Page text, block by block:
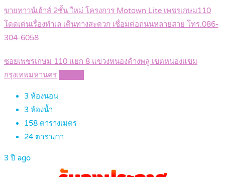
ขายทาวน์เฮ้าส์ 2ชั้น ใหม่ โครงการ Motown Lite เพชรเกษม110
โดดเด่นเรื่องทำเล เดินทางสะดวก เชื่อมต่อถนนหลายสาย โทร.086-
304-6058
ซอยเพชรเกษม 110 แยก 8 แขวงหนองค้างพลู เขตหนองแขม
กรุงเทพมหานคร
3 ห้องนอน
3 ห้องน้ำ
158 ตารางเมตร
24 ตารางวา
3 ปี ago